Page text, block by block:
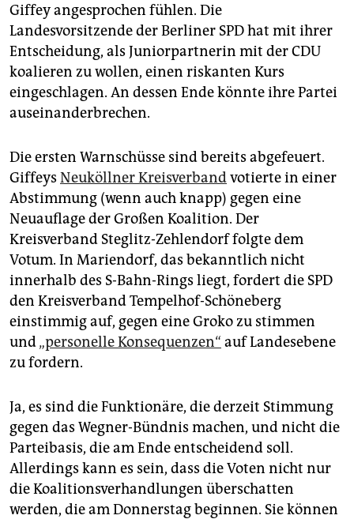
Giffey angesprochen fühlen. Die
Landesvorsitzende der Berliner SPD hat mit ihrer
Entscheidung, als Juniorpartnerin mit der CDU
koalieren zu wollen, einen riskanten Kurs
eingeschlagen. An dessen Ende könnte ihre Partei
auseinanderbrechen.
Die ersten Warnschüsse sind bereits abgefeuert.
Giffeys Neuköllner Kreisverbandvotierte in einer
Abstimmung (wenn auch knapp) gegen eine
Neuauflage der Großen Koalition. Der
Kreisverband Steglitz-Zehlendorf folgte dem
Votum. In Mariendorf, das bekanntlich nicht
innerhalb des S-Bahn-Rings liegt, fordert die SPD
den Kreisverband Tempelhof-Schöneberg
einstimmig auf, gegen eine Groko zu stimmen
und„personelle Konsequenzen“ auf Landesebene
zu fordern.
Ja, es sind die Funktionäre, die derzeit Stimmung
gegen das Wegner-Bündnis machen, und nicht die
Parteibasis, die am Ende entscheidend soll.
Allerdings kann es sein, dass die Voten nicht nur
die Koalitionsverhandlungen überschatten
werden, die am Donnerstag beginnen. Sie können